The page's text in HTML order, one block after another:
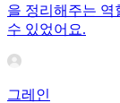
을 정리해주는 역
수 있었어요.
그레인